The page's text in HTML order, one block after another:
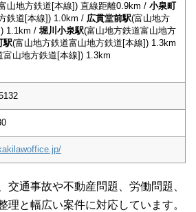
山地方鉄道[本線]) 直線距離0.9km / 小泉町
鉄道[本線]) 1.0km / 広貫堂前駅(富山地方
1.1km /堀川小泉駅(富山地方鉄道富山地方
駅(富山地方鉄道富山地方鉄道[本線]) 1.3km
富山地方鉄道[本線]) 1.3km
交通事故や不動産問題、労働問題、
理と幅広い案件に対応しています。